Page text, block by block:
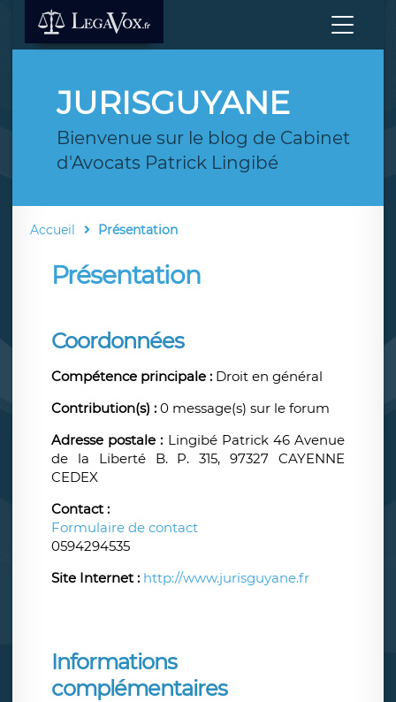
JURISGUYANE
Bienvenue sur le blog de Cabinet
d'Avocats Patrick Lingibé
Accueil Présentation
Présentation
Coordonnées
Compétence principale : Droit en général
Contribution(s) : 0 message(s) sur le forum
Adresse postale : Lingibé Patrick 46 Avenue
de la Liberté B. P. 315, 97327 CAYENNE
CEDEX
Contact :
Formulaire de contact
0594294535
Site Internet : http://www.jurisguyane.fr
Informations
complémentaires